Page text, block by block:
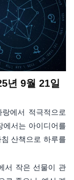
년 9월 21일
에서 적극적으로
서는 아이디어를
산책으로 하루를
서 작은 선물이 관